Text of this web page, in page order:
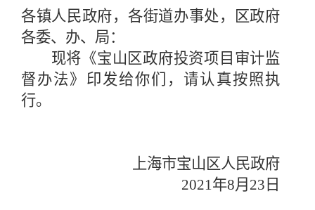
各镇人民政府，各街道办事处，区政府
各委、办、局：
现将《宝山区政府投资项目审计监
督办法》印发给你们，请认真按照执
行。
上海市宝山区人民政府
2021年8月23日